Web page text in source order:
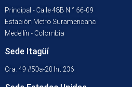
Principal - Calle 48B N ° 66-09
Estación Metro Suramericana
Medellín - Colombia
Sede Itagüí
Cra. 49 #50a-20 Int 236